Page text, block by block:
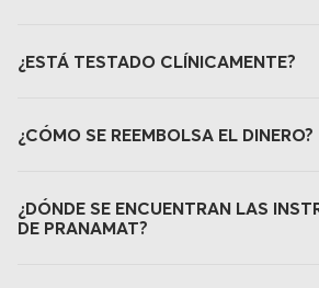
¿ESTÁ TESTADO CLÍNICAMENTE?
¿CÓMO SE REEMBOLSA EL DINERO?
¿DÓNDE SE ENCUENTRAN LAS
DE PRANAMAT?